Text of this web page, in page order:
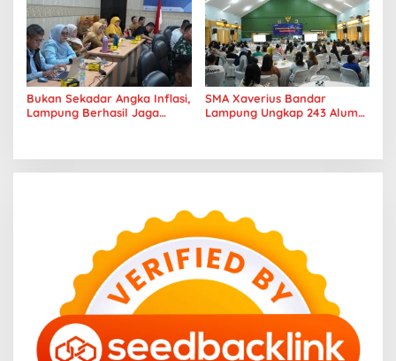
Bukan Sekadar Angka Inflasi,
Lampung Berhasil Jaga
SMA Xaverius Bandar
Lampung Ungkap 243 Alumni